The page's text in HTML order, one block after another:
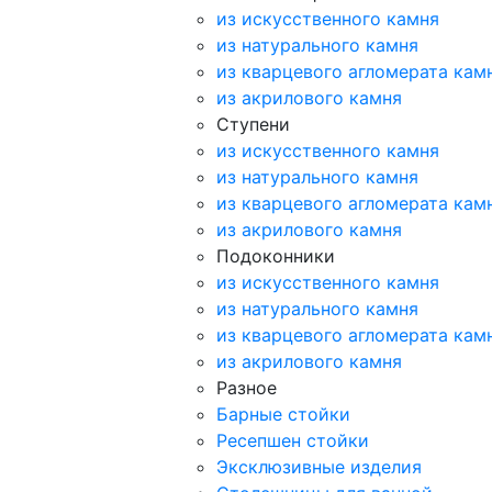
из искусственного камня
из натурального камня
из кварцевого агломерата
из акрилового камня
Ступени
из искусственного камня
из натурального камня
из кварцевого агломерата
из акрилового камня
Подоконники
из искусственного камня
из натурального камня
из кварцевого агломерата
из акрилового камня
Разное
Барные стойки
Ресепшен стойки
Эксклюзивные изделия